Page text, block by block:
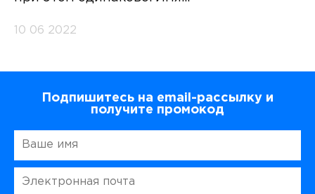
10 06 2022
Подпишитесь на email-рассылку и
получите промокод